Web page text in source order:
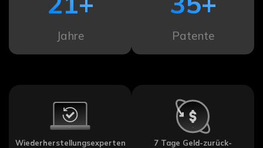
Jahre Patente
Wiederherstellungsexperten
7 Tage Geld-zurück-